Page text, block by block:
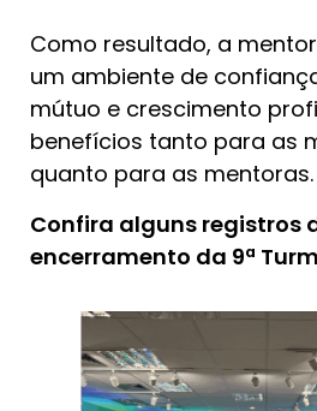
Como resultado, a
um ambiente de
mútuo e crescimento
benefícios tanto para as
quanto para as mentoras.
Confira alguns registros
encerramento da 9ª